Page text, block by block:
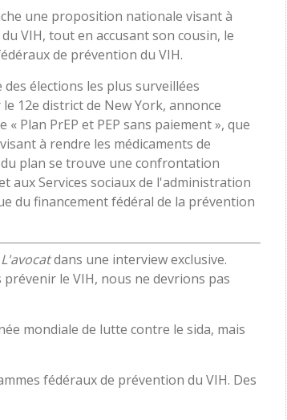
une proposition nationale visant à
VIH, tout en accusant son cousin, le
de prévention du VIH.
élections les plus surveillées
12e district de New York, annonce
Plan PrEP et PEP sans paiement », que
à rendre les médicaments de
plan se trouve une confrontation
aux Services sociaux de l'administration
du financement fédéral de la prévention
L'avocatdans une interview exclusive.
le VIH, nous ne devrions pas
mondiale de lutte contre le sida, mais
fédéraux de prévention du VIH. Des